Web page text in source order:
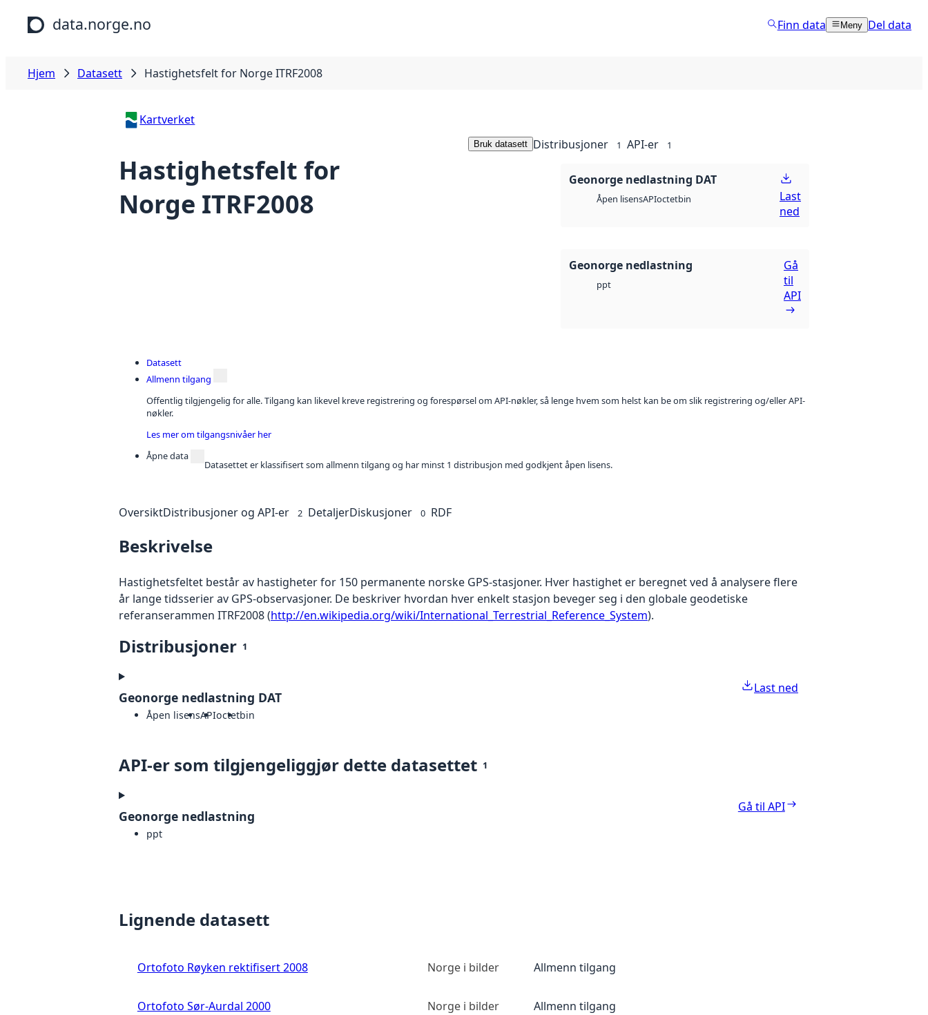
Hopp til hovedinnhold
data.norge.no Finn data Meny Del data
Hjem Datasett Hastighetsfelt for Norge ITRF2008
Kartverket
Hastighetsfelt for
Norge ITRF2008
Bruk datasett Distribusjoner 1 API-er 1
Geonorge nedlastning DAT
Åpen lisensAPIoctetbin
Last
ned
Geonorge nedlastning
ppt
Gå
til
API
Datasett
Allmenn tilgang
Offentlig tilgjengelig for alle. Tilgang kan likevel kreve registrering og forespørsel om API-nøkler, så lenge hvem som helst kan be om slik registrering og/eller API-
nøkler.
Les mer om tilgangsnivåer her
Åpne data
Datasettet er klassifisert som allmenn tilgang og har minst 1 distribusjon med godkjent åpen lisens.
OversiktDistribusjoner og API-er 2 DetaljerDiskusjoner 0 RDF
Beskrivelse
Hastighetsfeltet består av hastigheter for 150 permanente norske GPS-stasjoner. Hver hastighet er beregnet ved å analysere flere
år lange tidsserier av GPS-observasjoner. De beskriver hvordan hver enkelt stasjon beveger seg i den globale geodetiske
referanserammen ITRF2008 (http://en.wikipedia.org/wiki/International_Terrestrial_Reference_System).
Distribusjoner 1
Geonorge nedlastning DAT
Åpen lisensAPIoctetbin
Last ned
API-er som tilgjengeliggjør dette datasettet 1
Geonorge nedlastning
ppt
Gå til API
Lignende datasett
Ortofoto Røyken rektifisert 2008 Norge i bilder Allmenn tilgang
Ortofoto Sør-Aurdal 2000 Norge i bilder Allmenn tilgang